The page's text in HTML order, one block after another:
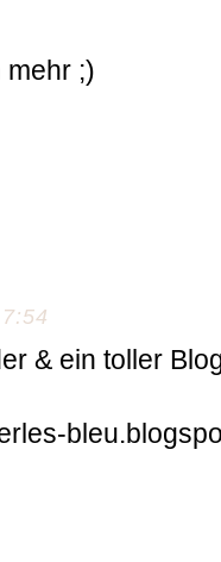
mehr ;)
& ein toller